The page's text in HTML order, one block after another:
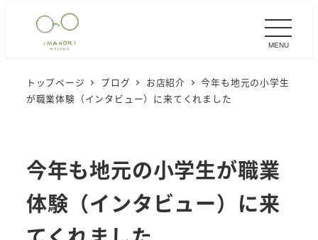
MENU
トップページ ブログ お店紹介
今年も地元の小学生
が職業体験（インタビュー）に来てくれました
今年も地元の小学生が職業
体験（インタビュー）に来